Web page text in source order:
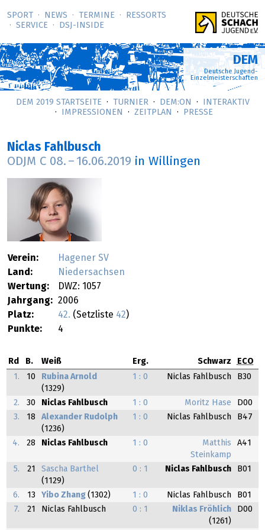
SPORT NEWS TERMINE
RESSORTS
SERVICE
DSJ-­INSIDE
DEM
Deutsche Jugend-
Einzelmeisterschaften
DEM 2019 STARTSEITE TURNIER DEM:ON
INTERAKTIV
IMPRESSIONEN
ZEITPLAN PRESSE
Niclas Fahlbusch
ODJM C 08. – 16.06.2019 in Willingen
Verein:
Hagener SV
Land:
Niedersachsen
Wertung:
DWZ: 1057
Jahrgang: 2006
Platz:
42. (Setzliste 42)
Punkte:
4
Rd B. Weiß Erg. Schwarz
ECO
1.
10
Rubina Arnold
(1329)
1 : 0 Niclas Fahlbusch B30
2. 30 Niclas Fahlbusch 1 : 0 Moritz Hase
D00
3.
18
Alexander Rudolph
(1236)
1 : 0 Niclas Fahlbusch B47
4. 28 Niclas Fahlbusch 1 : 0
Matthis
Steinkamp
A41
5. 21
Sascha Barthel
(1129)
0 : 1 Niclas Fahlbusch B01
6. 13 Yibo Zhang (1302) 1 : 0 Niclas Fahlbusch
B01
7.
21 Niclas Fahlbusch 0 : 1
Niklas Fröhlich
(1261)
D00